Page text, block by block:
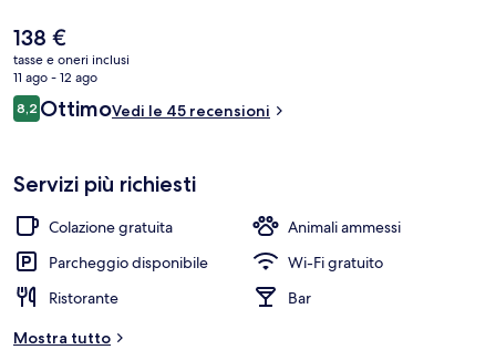
Il
prezzo
attuale
è
138 €
138 €
tasse e oneri inclusi
11 ago - 12 ago
Recensioni
8,28,2 su 10
OttimoVedi le 45 recensioni
Servizi più richiesti
Colazione gratuita
Animali ammessi
Parcheggio disponibile
Wi-Fi gratuito
Ristorante
Bar
Mostra tutto